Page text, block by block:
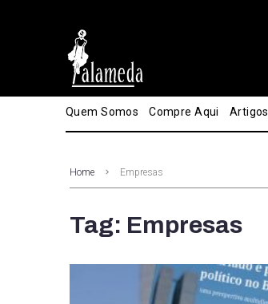
Quem Somos Compre Aqui Artigos
Home Empresas
Tag: Empresas